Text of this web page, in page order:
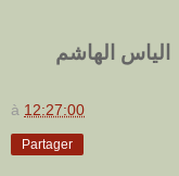
الياس الهاشم
à 12:27:00
Partager